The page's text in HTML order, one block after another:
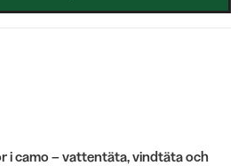
i camo – vattentäta, vindtäta och